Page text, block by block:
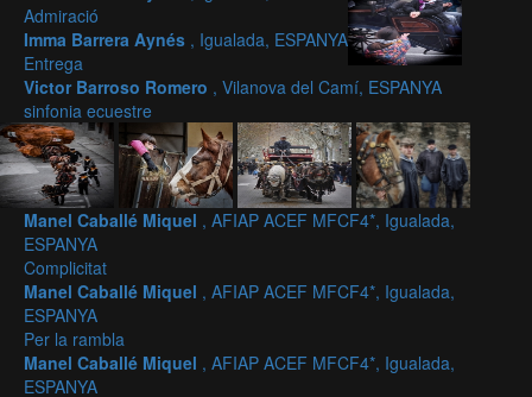
Admiració
Imma Barrera Aynés , Igualada, ESPANYA
Entrega
Victor Barroso Romero , Vilanova del Camí, ESPANYA
sinfonia ecuestre
Manel Caballé Miquel , AFIAP ACEF MFCF4*, Igualada,
ESPANYA
Complicitat
Manel Caballé Miquel , AFIAP ACEF MFCF4*, Igualada,
ESPANYA
Per la rambla
Manel Caballé Miquel , AFIAP ACEF MFCF4*, Igualada,
ESPANYA